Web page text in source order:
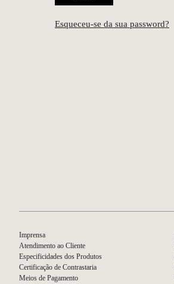
Esqueceu-se da sua password?
Imprensa
Atendimento ao Cliente
Especificidades dos Produtos
Certificação de Contrastaria
Meios de Pagamento